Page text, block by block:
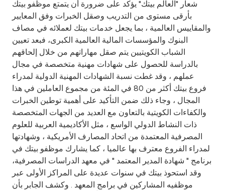
شعار "العالم بيتك" يؤكد على ضرورة أن يتمتع موظفو بيتك
بأرقى مستوى من التدريب وصقل الخبرات وفق المعايير
والمقاييس العالمية ، بما يجعل خدمات بيتك لعملائه في مصاف
البنوك والمؤسسات المالية العالمية الكبرى، فبعد تعيين
الشباب الكويتيين يتم صقل مهاراتهم من خلال إلحاقهم
بالدراسة للحصول على شهادات مهنية متخصصة في مجال
عملهم ، وقد غطت نسبة الشهادات المهنية الدولية لمدراء
فروع بيتك أكثر من 80 في المئة من مجموع العاملين في هذا
المجال ، وجاء ذلك ضمن التأكيد على أهمية توطين الخبرات
والكفاءات الكويتية بالتعاون مع العديد من الجهات المتخصصة
ذات النشاط الدولي الواسع ، مثل الأكاديمية العربية للعلوم
المصرفية المعتمدة من اتحاد المصارف الأمريكية ، وشهادتها
لمدراء الفروع معترف بها عالميا ، كما يشارك موظفو بيتك في
برنامج " شهادة المدير المعتمد " في معهد الدراسات المصرفية،
وقد استحوذ بيتك في سنوات عديدة على المراكز الأولى عبر
موظفيه المشاركين في برامج المعهد . وكشف الجابر بأن